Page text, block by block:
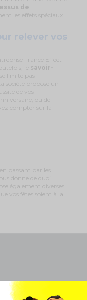
de
les effets spéciaux
relever vos
France Effect
le savoir-
limite pas
société propose un
de vos
ou de
compter sur la
passant par les
donne de quoi
également diverses
vos fêtes soient à la